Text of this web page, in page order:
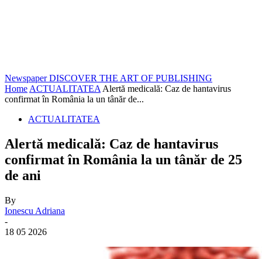
Newspaper DISCOVER THE ART OF PUBLISHING
Home ACTUALITATEA Alertă medicală: Caz de hantavirus
confirmat în România la un tânăr de...
ACTUALITATEA
Alertă medicală: Caz de hantavirus
confirmat în România la un tânăr de 25
de ani
By
Ionescu Adriana
-
18 05 2026